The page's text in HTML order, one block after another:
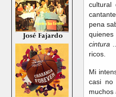
cultural
pena
cintura
ricos.
Mi
casi no
muchos